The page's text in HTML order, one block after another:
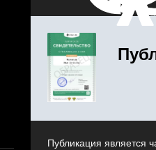
Публикация является